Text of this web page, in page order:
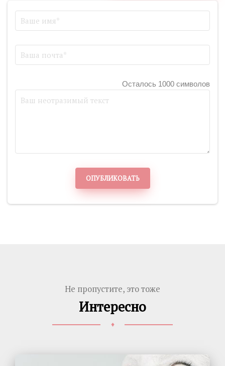
Осталось 1000 символов
ОПУБЛИКОВАТЬ
Не пропустите, это тоже
Интересно
♦